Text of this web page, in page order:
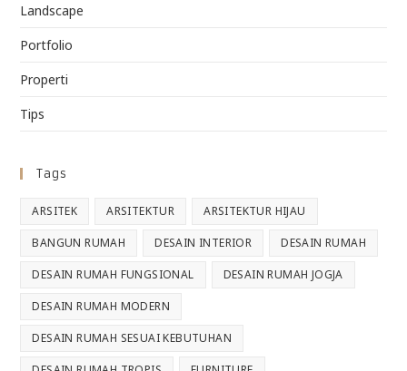
Landscape
Portfolio
Properti
Tips
Tags
ARSITEK ARSITEKTUR ARSITEKTUR HIJAU
BANGUN RUMAH DESAIN INTERIOR DESAIN RUMAH
DESAIN RUMAH FUNGSIONAL DESAIN RUMAH JOGJA
DESAIN RUMAH MODERN
DESAIN RUMAH SESUAI KEBUTUHAN